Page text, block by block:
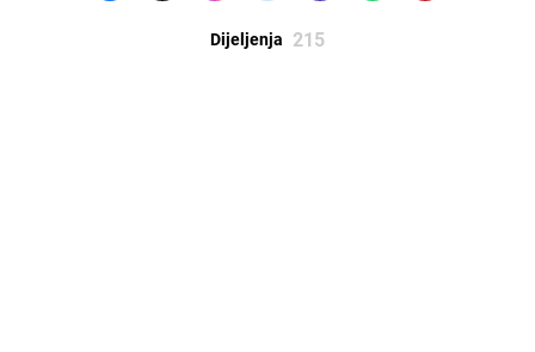
Dijeljenja 215